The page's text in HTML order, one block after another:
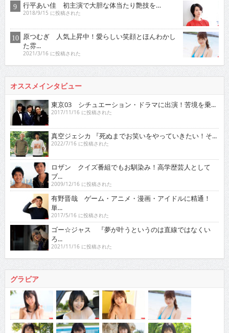
行平あい佳 初主演で大胆な体当たり艶技を…
2018/9/15 に投稿された
原つむぎ 人気上昇中！愛らしい笑顔とほんわかし
た雰...
2021/3/16 に投稿された
オススメインタビュー
東京03 シチュエーション・ドラマに出演！苦境を乗...
2017/11/16 に投稿された
真空ジェシカ 『死ぬまでお笑いをやっていきたい！そ...
2022/7/16 に投稿された
ロザン クイズ番組でもお馴染み！高学歴芸人として
ブ...
2009/12/16 に投稿された
有野晋哉 ゲーム・アニメ・漫画・アイドルに精通！
単...
2017/5/16 に投稿された
ゴー☆ジャス 『夢が叶うというのは直線ではなくい
ろ...
2021/11/16 に投稿された
グラビア